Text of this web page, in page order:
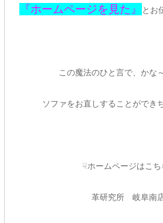
『ホームページを見た』 とお
この魔法のひと言で、かな
ソファをお直しすることができ
☟ホームページはこち
革研究所 岐阜南